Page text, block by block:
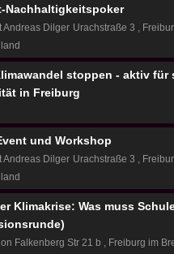
Nachhaltigkeitspoker
Andreas Dilger Urachstraße 3
stoppen - aktiv für
in Freiburg
und Workshop
Andreas Dilger Urachstraße 3
Klimakrise: Was muss
Falkenberg Str 21 b
Freiburg im